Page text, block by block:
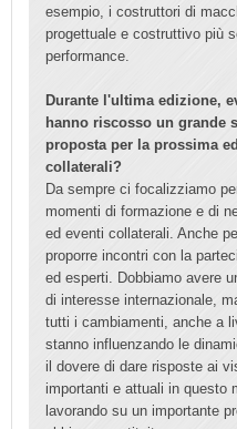
esempio, i costruttori di
progettuale e costruttivo più
performance.
Durante l'ultima edizione,
hanno riscosso un grande
proposta per la prossima
collaterali?
Da sempre ci focalizziamo
momenti di formazione e di
ed eventi collaterali. Anche
proporre incontri con la
ed esperti. Dobbiamo avere
di interesse internazionale,
tutti i cambiamenti, anche a
stanno influenzando le
il dovere di dare risposte ai
importanti e attuali in questo
lavorando su un importante